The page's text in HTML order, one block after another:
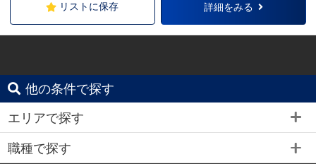
リストに保存 詳細をみる
他の条件で探す
エリアで探す
職種で探す